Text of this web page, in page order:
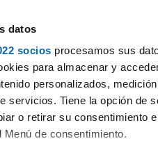
datos
socios procesamos sus
para almacenar y
personalizados,
servicios. Tiene la opción de
o retirar su consentimiento
de consentimiento.
Zona Franca Barcelona